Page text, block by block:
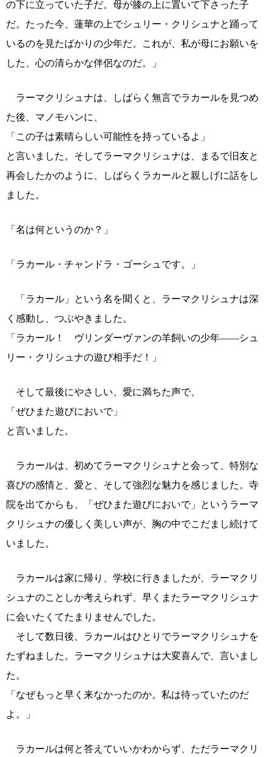
の下に立っていた子だ。母が膝の上に置いて下さった子
だ。たった今、蓮華の上でシュリー・クリシュナと踊って
いるのを見たばかりの少年だ。これが、私が母にお願いを
した、心の清らかな伴侶なのだ。」
ラーマクリシュナは、しばらく無言でラカールを見つめ
た後、マノモハンに、
「この子は素晴らしい可能性を持っているよ」
と言いました。そしてラーマクリシュナは、まるで旧友と
再会したかのように、しばらくラカールと親しげに話をし
ました。
「名は何というのか？」
「ラカール・チャンドラ・ゴーシュです。」
「ラカール」という名を聞くと、ラーマクリシュナは深
く感動し、つぶやきました。
「ラカール！ ヴリンダーヴァンの羊飼いの少年――シュ
リー・クリシュナの遊び相手だ！」
そして最後にやさしい、愛に満ちた声で、
「ぜひまた遊びにおいで」
と言いました。
ラカールは、初めてラーマクリシュナと会って、特別な
喜びの感情と、愛と、そして強烈な魅力を感じました。寺
院を出てからも、「ぜひまた遊びにおいで」というラーマ
クリシュナの優しく美しい声が、胸の中でこだまし続けて
いました。
ラカールは家に帰り、学校に行きましたが、ラーマクリ
シュナのことしか考えられず、早くまたラーマクリシュナ
に会いたくてたまりませんでした。
そして数日後、ラカールはひとりでラーマクリシュナを
たずねました。ラーマクリシュナは大変喜んで、言いまし
た。
「なぜもっと早く来なかったのか。私は待っていたのだ
よ。」
ラカールは何と答えていいかわからず、ただラーマクリ